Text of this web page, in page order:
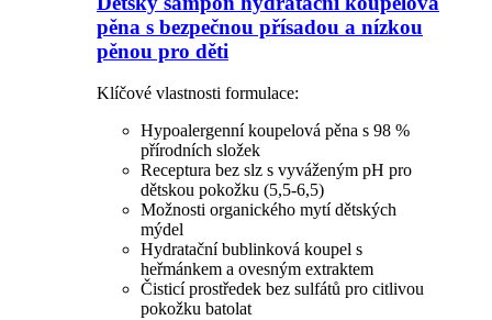
pěna s bezpečnou přísadou a nízkou
pěnou pro děti
Klíčové vlastnosti formulace:
Hypoalergenní koupelová pěna s 98 %
přírodních složek
Receptura bez slz s vyváženým pH pro
dětskou pokožku (5,5-6,5)
Možnosti organického mytí dětských
mýdel
Hydratační bublinková koupel s
heřmánkem a ovesným extraktem
Čisticí prostředek bez sulfátů pro citlivou
pokožku batolat